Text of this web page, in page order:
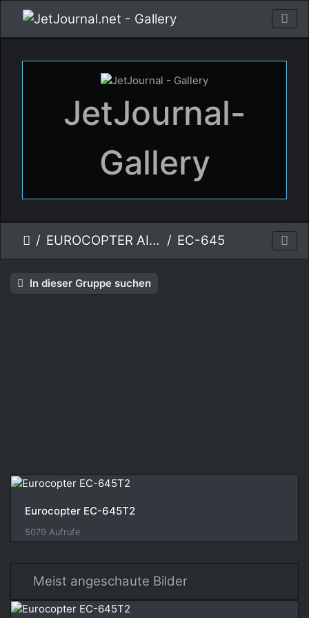
JetJournal-
Gallery
EUROCOPTER AIRBUS HELICOPTERS EC-645
In dieser Gruppe suchen
Eurocopter EC-645T2
5079 Aufrufe
Meist angeschaute Bilder